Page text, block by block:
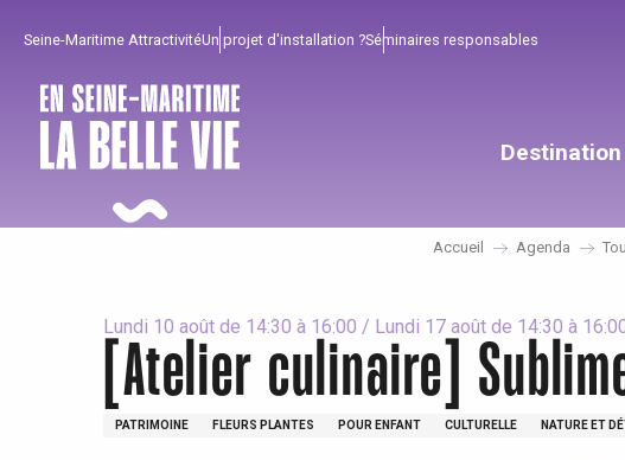
principal
Seine-Maritime AttractivitéUn projet d'installation ?Séminaires responsables
Destination
Pour profiter
Incontournables
Bien de chez nous !
Accueil Agenda
Lundi 10 août de 14:30 à 16:00 / Lundi 17 août de 14:30 à
[Atelier culinaire]
PATRIMOINE FLEURS PLANTES POUR ENFANT CULTURELLE NATURE ET